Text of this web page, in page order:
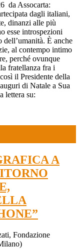
da Assocarta:
dagli italiani,
dinanzi alle più
esse introspezioni
È anche
al contempo intimo
perché ovunque
fratellanza fra i
il Presidente della
di Natale a Sua
lettera su:
A
Fondazione